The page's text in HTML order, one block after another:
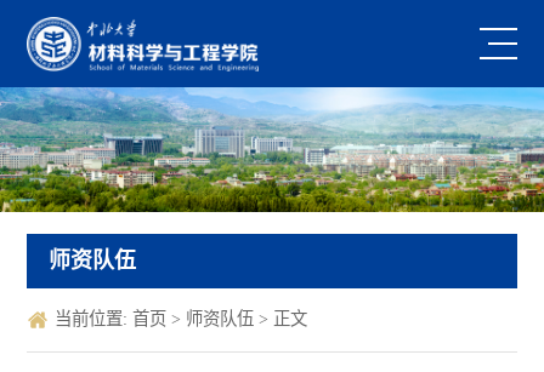
师资队伍
当前位置: 首页 > 师资队伍 > 正文